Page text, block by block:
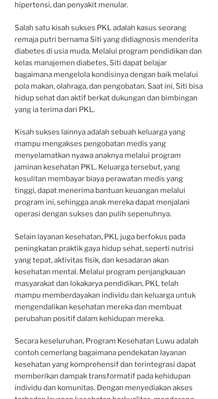
hipertensi, dan penyakit menular.
Salah satu kisah sukses PKL adalah kasus seorang
remaja putri bernama Siti yang didiagnosis menderita
diabetes di usia muda. Melalui program pendidikan dan
kelas manajemen diabetes, Siti dapat belajar
bagaimana mengelola kondisinya dengan baik melalui
pola makan, olahraga, dan pengobatan. Saat ini, Siti bisa
hidup sehat dan aktif berkat dukungan dan bimbingan
yang ia terima dari PKL.
Kisah sukses lainnya adalah sebuah keluarga yang
mampu mengakses pengobatan medis yang
menyelamatkan nyawa anaknya melalui program
jaminan kesehatan PKL. Keluarga tersebut, yang
kesulitan membayar biaya perawatan medis yang
tinggi, dapat menerima bantuan keuangan melalui
program ini, sehingga anak mereka dapat menjalani
operasi dengan sukses dan pulih sepenuhnya.
Selain layanan kesehatan, PKL juga berfokus pada
peningkatan praktik gaya hidup sehat, seperti nutrisi
yang tepat, aktivitas fisik, dan kesadaran akan
kesehatan mental. Melalui program penjangkauan
masyarakat dan lokakarya pendidikan, PKL telah
mampu memberdayakan individu dan keluarga untuk
mengendalikan kesehatan mereka dan membuat
perubahan positif dalam kehidupan mereka.
Secara keseluruhan, Program Kesehatan Luwu adalah
contoh cemerlang bagaimana pendekatan layanan
kesehatan yang komprehensif dan terintegrasi dapat
memberikan dampak transformatif pada kehidupan
individu dan komunitas. Dengan menyediakan akses